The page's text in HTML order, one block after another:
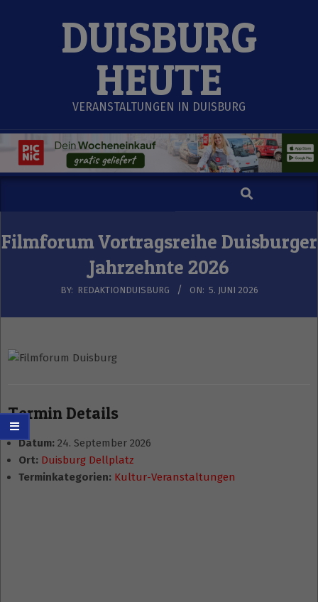
DUISBURG
HEUTE
VERANSTALTUNGEN IN DUISBURG
Menu
Search
Filmforum Vortragsreihe Duisburger
Jahrzehnte 2026
BY: REDAKTIONDUISBURG ON: 5. JUNI 2026
Termin Details
Datum: 24. September 2026
Ort: Duisburg Dellplatz
Terminkategorien: Kultur-Veranstaltungen